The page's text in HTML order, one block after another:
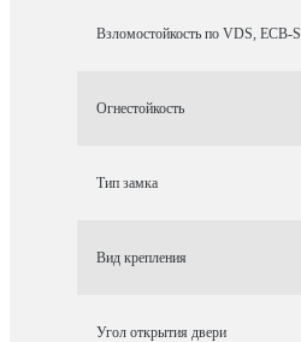
Взломостойкость по VDS, ECB-S
Огнестойкость
Тип замка
Вид крепления
Угол открытия двери